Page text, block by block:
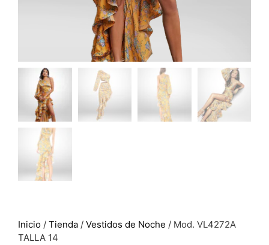
Inicio / Tienda / Vestidos de Noche / Mod. VL4272A
TALLA 14